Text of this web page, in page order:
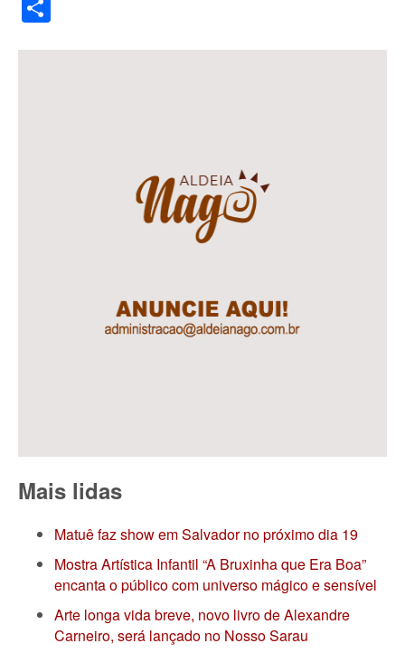
Mais lidas
Matuê faz show em Salvador no próximo dia 19
Mostra Artística Infantil “A Bruxinha que Era Boa”
encanta o público com universo mágico e sensível
Arte longa vida breve, novo livro de Alexandre
Carneiro, será lançado no Nosso Sarau